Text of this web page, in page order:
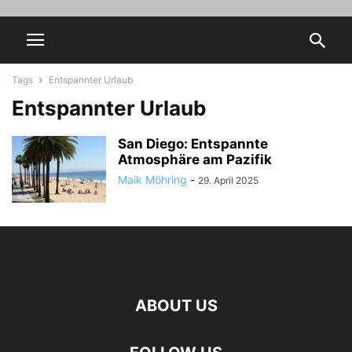
Tags Entspannter Urlaub
Entspannter Urlaub
San Diego: Entspannte
Atmosphäre am Pazifik
Maik Möhring - 29. April 2025
ABOUT US